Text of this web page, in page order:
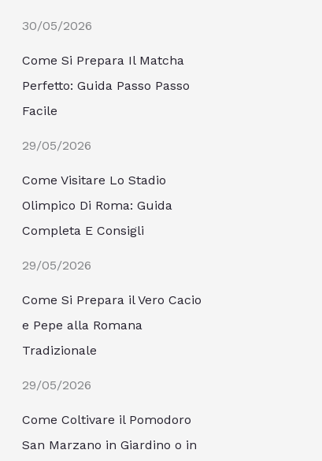
30/05/2026
Come Si Prepara Il Matcha
Perfetto: Guida Passo Passo
Facile
29/05/2026
Come Visitare Lo Stadio
Olimpico Di Roma: Guida
Completa E Consigli
29/05/2026
Come Si Prepara il Vero Cacio
e Pepe alla Romana
Tradizionale
29/05/2026
Come Coltivare il Pomodoro
San Marzano in Giardino o in